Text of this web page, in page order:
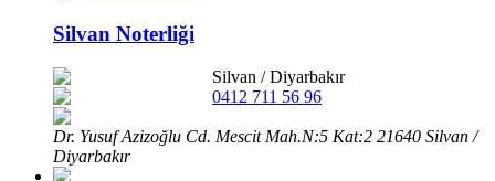
Silvan Noterliği
Silvan /Diyarbakır
0412 711 56 96
Dr. Yusuf Azizoğlu Cd. Mescit Mah.N:5 Kat:2 21640 Silvan /
Diyarbakır